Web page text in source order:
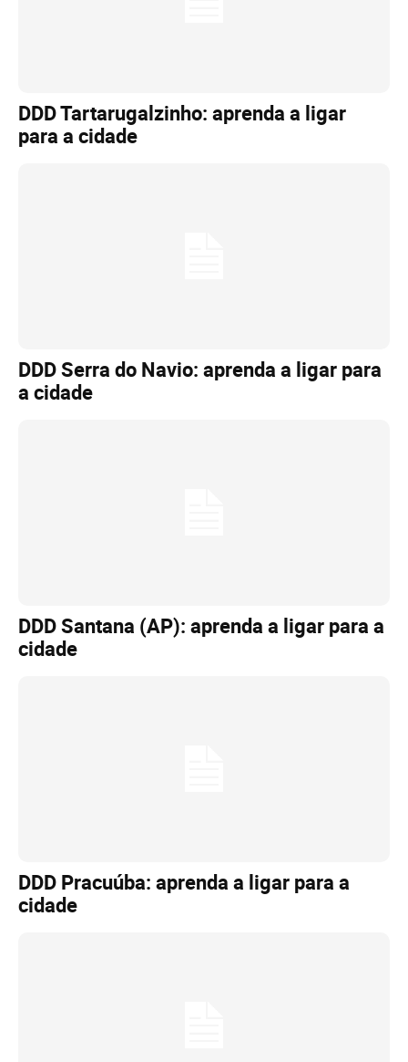
DDD Tartarugalzinho: aprenda a ligar
para a cidade
DDD Serra do Navio: aprenda a ligar para
a cidade
DDD Santana (AP): aprenda a ligar para a
cidade
DDD Pracuúba: aprenda a ligar para a
cidade